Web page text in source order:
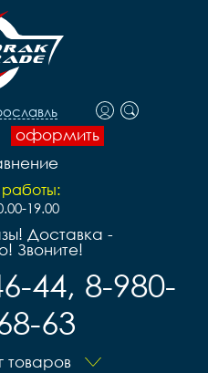
оформить
19.00
Доставка -
Звоните!
44, 8-980-
63
товаров